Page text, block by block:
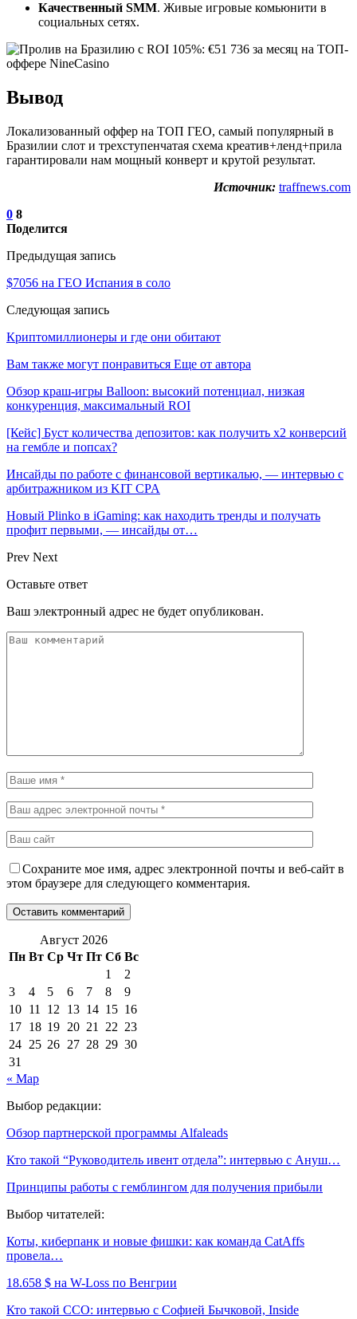
Качественный SMM. Живые игровые комьюнити в
социальных сетях.
Вывод
Локализованный оффер на ТОП ГЕО, самый популярный в
Бразилии слот и трехступенчатая схема креатив+ленд+прила
гарантировали нам мощный конверт и крутой результат.
Источник: traffnews.com
0 8
Поделится
Предыдущая запись
$7056 на ГЕО Испания в соло
Следующая запись
Криптомиллионеры и где они обитают
Вам также могут понравиться Еще от автора
Обзор краш-игры Balloon: высокий потенциал, низкая
конкуренция, максимальный ROI
[Кейс] Буст количества депозитов: как получить х2 конверсий
на гембле и попсах?
Инсайды по работе с финансовой вертикалью, — интервью с
арбитражником из KIT CPA
Новый Plinko в iGaming: как находить тренды и получать
профит первыми, — инсайды от…
Prev Next
Оставьте ответ
Ваш электронный адрес не будет опубликован.
Сохраните мое имя, адрес электронной почты и веб-сайт в
этом браузере для следующего комментария.
Август 2026
Пн Вт Ср Чт Пт Сб Вс
1
2
3
4 5 6 7 8
9
10 11 12 13 14 15 16
17 18 19 20 21 22 23
24 25 26 27 28 29 30
31
« Мар
Выбор редакции:
Обзор партнерской программы Alfaleads
Кто такой “Руководитель ивент отдела”: интервью с Ануш…
Принципы работы с гемблингом для получения прибыли
Выбор читателей:
Коты, киберпанк и новые фишки: как команда CatAffs
провела…
18.658 $ на W-Loss по Венгрии
Кто такой CCO: интервью с Софией Бычковой, Inside